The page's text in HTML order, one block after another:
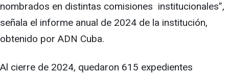
nombrados en distintas comisiones institucionales”,
señala el informe anual de 2024 de la institución,
obtenido por ADN Cuba.
Al cierre de 2024, quedaron 615 expedientes